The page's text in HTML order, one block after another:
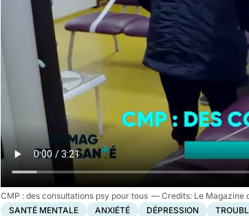
CMP : des consultations psy pour tous
Le Magazine
SANTÉ MENTALE
ANXIÉTÉ DÉPRESSION